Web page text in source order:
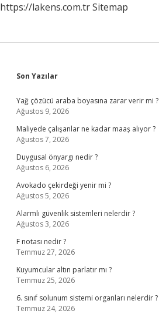
https://lakens.com.trSitemap
Sidebar
Son Yazılar
Yağ çözücü araba boyasına zarar verir mi ?
Ağustos 9, 2026
Maliyede çalışanlar ne kadar maaş alıyor ?
Ağustos 7, 2026
Duygusal önyargı nedir ?
Ağustos 6, 2026
Avokado çekirdeği yenir mi ?
Ağustos 5, 2026
Alarmlı güvenlik sistemleri nelerdir ?
Ağustos 3, 2026
F notası nedir ?
Temmuz 27, 2026
Kuyumcular altın parlatır mı ?
Temmuz 25, 2026
6. sınıf solunum sistemi organları nelerdir ?
Temmuz 24, 2026